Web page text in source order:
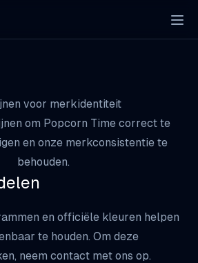
voor merkidentiteit
om Popcorn Time correct te
en onze merkconsistentie te
behouden.
en officiële kleuren helpen
te houden. Om deze
neem contact met ons op.